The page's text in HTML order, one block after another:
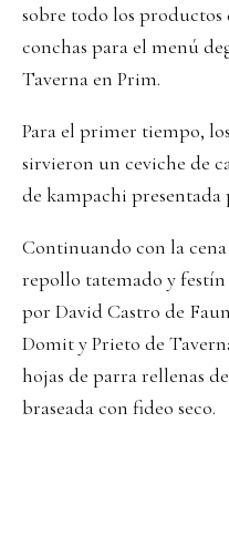
sobre todo los
conchas para el menú
Taverna en Prim.
Para el primer tiempo,
sirvieron un ceviche de
de kampachi presentada
Continuando con la
repollo tatemado y festín
por David Castro de
Domit y Prieto de
hojas de parra rellenas
braseada con fideo seco.